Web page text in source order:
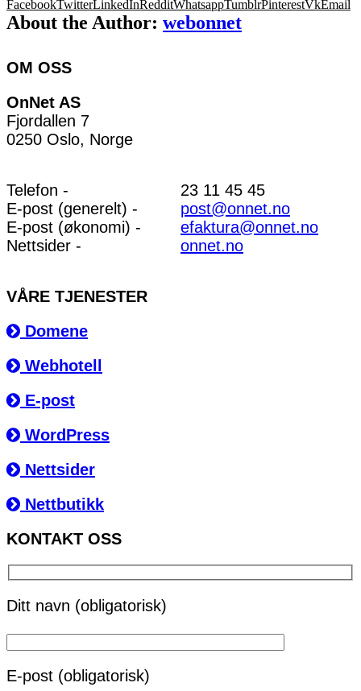
FacebookTwitterLinkedInRedditWhatsappTumblrPinterestVkEmail
About the Author: webonnet
OM OSS
OnNet AS
Fjordallen 7
0250 Oslo, Norge
Telefon -
E-post (generelt) -
E-post (økonomi) -
Nettsider -
23 11 45 45
post@onnet.no
efaktura@onnet.no
onnet.no
VÅRE TJENESTER
Domene
Webhotell
E-post
WordPress
Nettsider
Nettbutikk
KONTAKT OSS
Ditt navn (obligatorisk)
E-post (obligatorisk)